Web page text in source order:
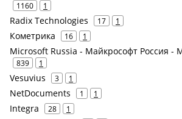
1160 1
Radix Technologies 17 1
Кометрика 16 1
Microsoft Russia - Майкрософт Россия -
839 1
Vesuvius 3 1
NetDocuments 1 1
Integra 28 1